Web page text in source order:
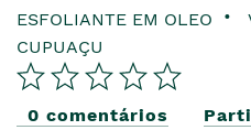
ESFOLIANTE EM OLEO
CUPUAÇU
0 comentários